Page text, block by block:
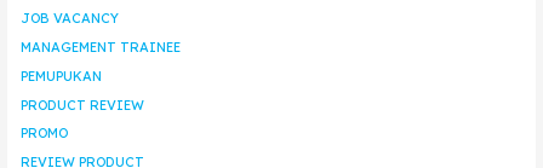
JOB VACANCY
MANAGEMENT TRAINEE
PEMUPUKAN
PRODUCT REVIEW
PROMO
REVIEW PRODUCT